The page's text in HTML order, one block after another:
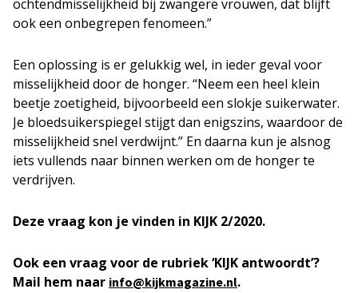
ochtendmisselijkheid bij zwangere vrouwen, dat blijft
ook een onbegrepen fenomeen.”
Een oplossing is er gelukkig wel, in ieder geval voor
misselijkheid door de honger. “Neem een heel klein
beetje zoetigheid, bijvoorbeeld een slokje suikerwater.
Je bloedsuikerspiegel stijgt dan enigszins, waardoor de
misselijkheid snel verdwijnt.” En daarna kun je alsnog
iets vullends naar binnen werken om de honger te
verdrijven.
Deze vraag kon je vinden in KIJK 2/2020.
Ook een vraag voor de rubriek ‘KIJK antwoordt’?
Mail hem naar info@kijkmagazine.nl.